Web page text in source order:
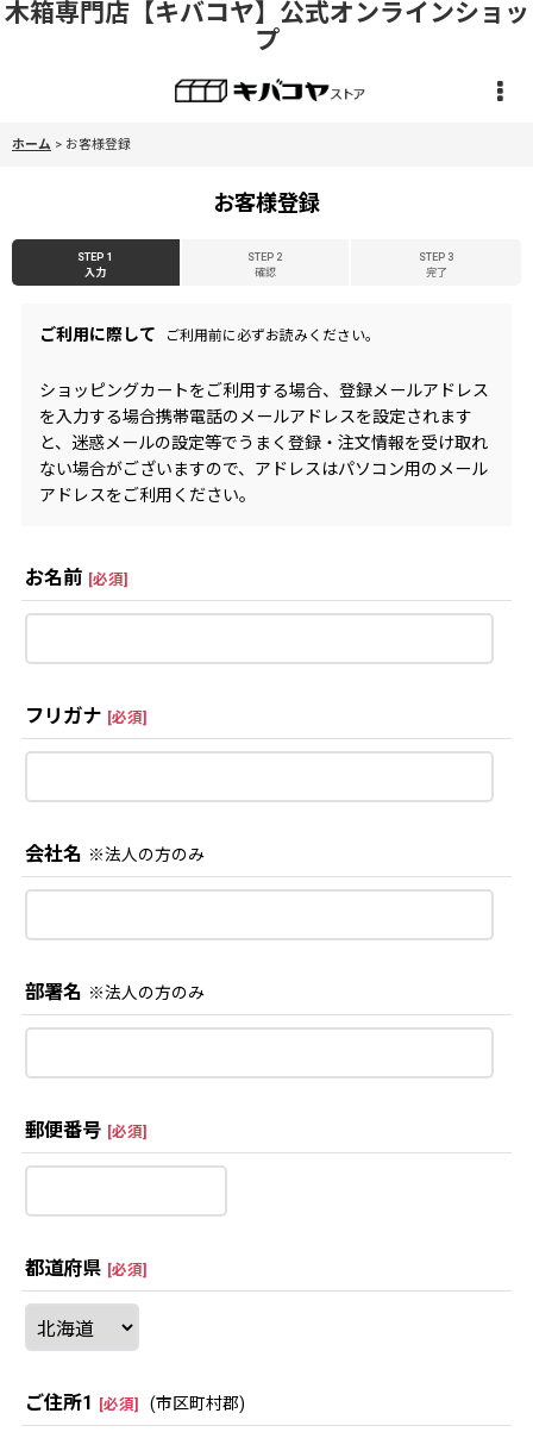
木箱専門店【キバコヤ】公式オンラインショッ
プ
ホーム > お客様登録
お客様登録
STEP 1
入力
STEP 2
確認
STEP 3
完了
ご利用に際して ご利用前に必ずお読みください。
ショッピングカートをご利用する場合、登録メールアドレス
を入力する場合携帯電話のメールアドレスを設定されます
と、迷惑メールの設定等でうまく登録・注文情報を受け取れ
ない場合がございますので、アドレスはパソコン用のメール
アドレスをご利用ください。
お名前 [必須]
フリガナ [必須]
会社名 ※法人の方のみ
部署名 ※法人の方のみ
郵便番号 [必須]
都道府県 [必須]
ご住所1 [必須] (市区町村郡)